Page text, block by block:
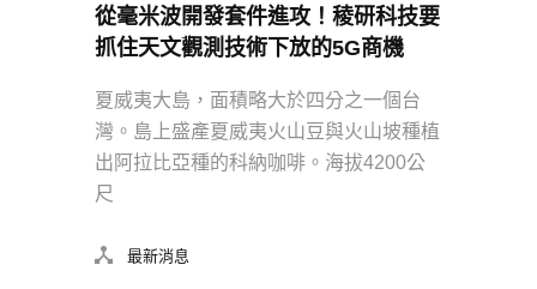
從毫米波開發套件進攻！稜研科技要
抓住天文觀測技術下放的5G商機
夏威夷大島，面積略大於四分之一個台
灣。島上盛產夏威夷火山豆與火山坡種植
出阿拉比亞種的科納咖啡。海拔4200公
尺
最新消息